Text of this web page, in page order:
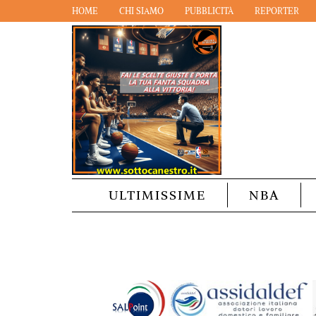
HOME CHI SIAMO PUBBLICITÀ REPORTER
ULTIMISSIME NBA